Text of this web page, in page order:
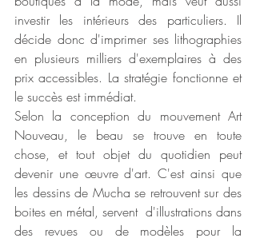
investir les intérieurs des particuliers. Il
décide donc d'imprimer ses lithographies
en plusieurs milliers d'exemplaires à des
prix accessibles. La stratégie fonctionne et
le succès est immédiat.
Selon la conception du mouvement Art
Nouveau, le beau se trouve en toute
chose, et tout objet du quotidien peut
devenir une œuvre d'art. C'est ainsi que
les dessins de Mucha se retrouvent sur des
boites en métal, servent  d'illustrations dans
des revues ou de modèles pour la